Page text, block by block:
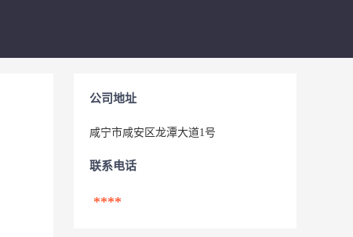
公司地址
咸宁市咸安区龙潭大道1号
联系电话
****